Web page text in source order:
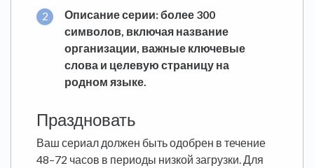
Описание серии: более 300
символов, включая название
организации, важные ключевые
слова и целевую страницу на
родном языке.
Праздновать
Ваш сериал должен быть одобрен в течение
48–72 часов в периоды низкой загрузки. Для